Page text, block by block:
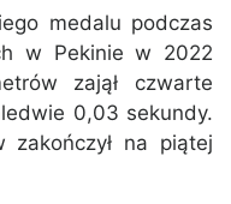
medalu podczas
w Pekinie w 2022
zajął czwarte
0,03 sekundy.
zakończył na piątej